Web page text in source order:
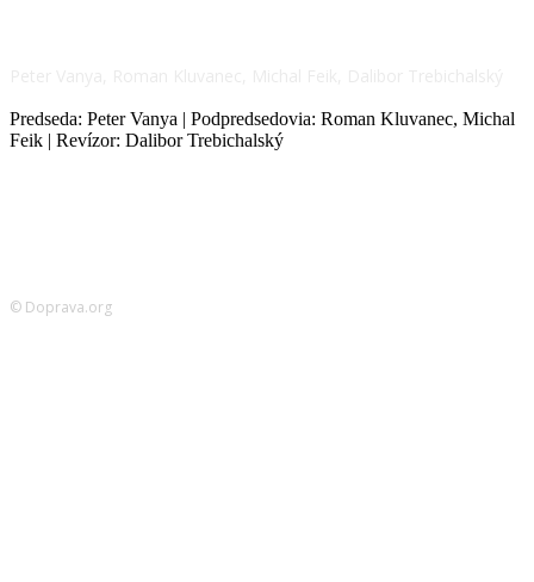
Predseda: Peter Vanya | Podpredsedovia: Roman Kluvanec, Michal
Feik | Revízor: Dalibor Trebichalský
© Doprava.org